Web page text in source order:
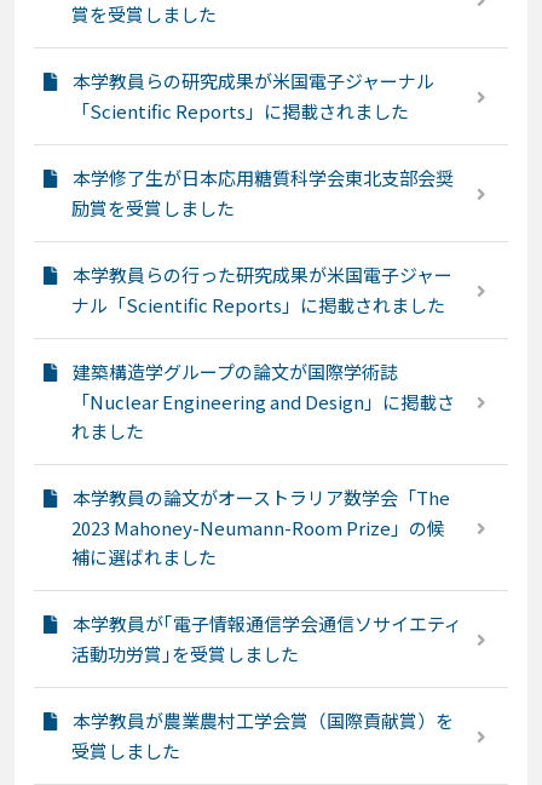
賞を受賞しました
本学教員らの研究成果が米国電子ジャーナル
「Scientific Reports」に掲載されました
本学修了生が日本応用糖質科学会東北支部会奨
励賞を受賞しました
本学教員らの行った研究成果が米国電子ジャー
ナル「Scientific Reports」に掲載されました
建築構造学グループの論文が国際学術誌
「Nuclear Engineering and Design」に掲載さ
れました
本学教員の論文がオーストラリア数学会「The
2023 Mahoney-Neumann-Room Prize」の候
補に選ばれました
本学教員が｢電子情報通信学会通信ソサイエティ
活動功労賞｣を受賞しました
本学教員が農業農村工学会賞（国際貢献賞）を
受賞しました